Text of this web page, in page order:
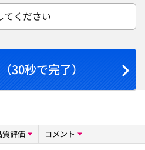
てください
30秒で完了）
質評価 コメント